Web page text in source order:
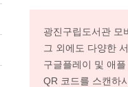
광진구립도서관 모
그 외에도 다양한
구글플레이 및 애
QR 코드를 스캔하